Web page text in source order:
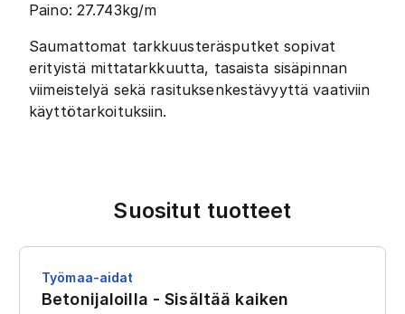
Paino: 27.743kg/m
Saumattomat tarkkuusteräsputket sopivat
erityistä mittatarkkuutta, tasaista sisäpinnan
viimeistelyä sekä rasituksenkestävyyttä vaativiin
käyttötarkoituksiin.
Suositut tuotteet
Työmaa-aidat
Betonijaloilla - Sisältää kaiken